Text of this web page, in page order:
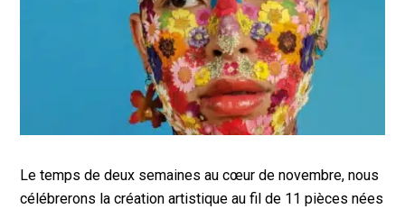
Le temps de deux semaines au cœur de novembre, nous
célébrerons la création artistique au fil de 11 pièces nées